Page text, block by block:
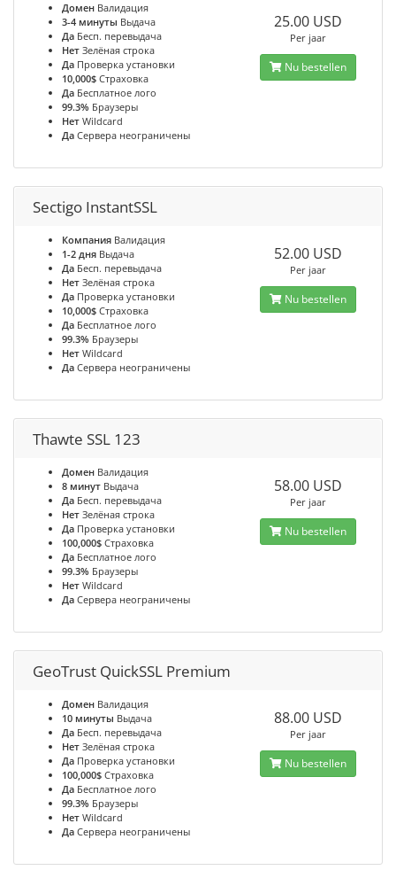
Домен Валидация
3-4 минуты Выдача
Да Бесп. перевыдача
Нет Зелёная строка
Да Проверка установки
10,000$ Страховка
Да Бесплатное лого
99.3% Браузеры
Нет Wildcard
Да Сервера неограничены
25.00 USD
Per jaar
Nu bestellen
Sectigo InstantSSL
Компания Валидация
1-2 дня Выдача
Да Бесп. перевыдача
Нет Зелёная строка
Да Проверка установки
10,000$ Страховка
Да Бесплатное лого
99.3% Браузеры
Нет Wildcard
Да Сервера неограничены
52.00 USD
Per jaar
Nu bestellen
Thawte SSL 123
Домен Валидация
8 минут Выдача
Да Бесп. перевыдача
Нет Зелёная строка
Да Проверка установки
100,000$ Страховка
Да Бесплатное лого
99.3% Браузеры
Нет Wildcard
Да Сервера неограничены
58.00 USD
Per jaar
Nu bestellen
GeoTrust QuickSSL Premium
Домен Валидация
10 минуты Выдача
Да Бесп. перевыдача
Нет Зелёная строка
Да Проверка установки
100,000$ Страховка
Да Бесплатное лого
99.3% Браузеры
Нет Wildcard
Да Сервера неограничены
88.00 USD
Per jaar
Nu bestellen